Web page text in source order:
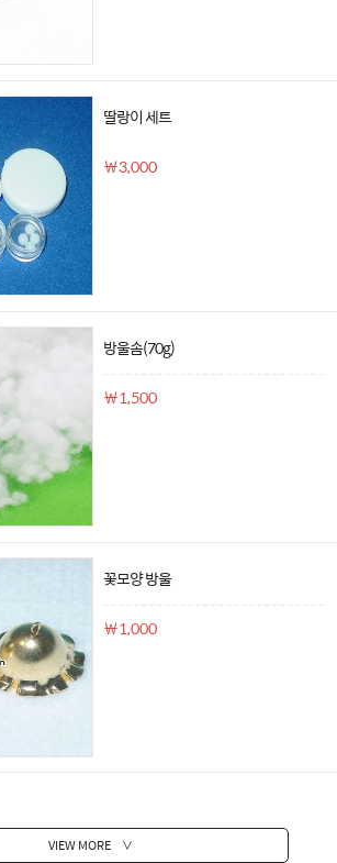
딸랑이 세트
￦3,000
방울솜(70g)
￦1,500
꽃모양 방울
￦1,000
VIEW MORE ∨